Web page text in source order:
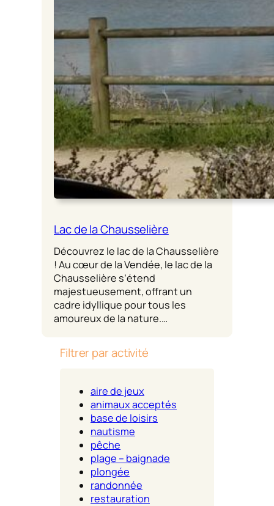
Lac de la Chausselière
Découvrez le lac de la Chausselière
! Au cœur de la Vendée, le lac de la
Chausselière s’étend
majestueusement, offrant un
cadre idyllique pour tous les
amoureux de la nature.…
Filtrer par activité
aire de jeux
animaux acceptés
base de loisirs
nautisme
pêche
plage – baignade
plongée
randonnée
restauration